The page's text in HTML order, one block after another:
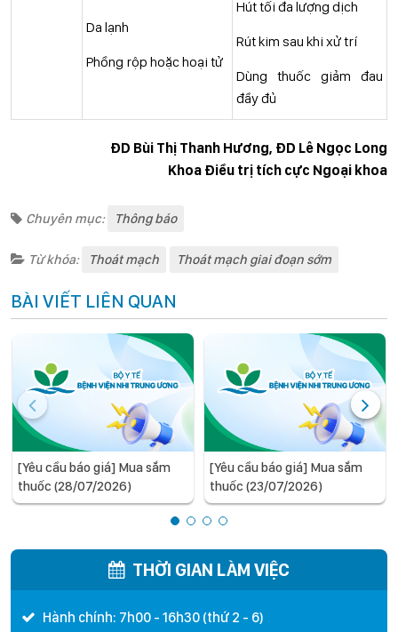
Da lạnh
Phồng rộp hoặc hoại tử
Hút tối đa lượng dịch
Rút kim sau khi xử trí
Dùng thuốc giảm đau
đầy đủ
ĐD Bùi Thị Thanh Hương, ĐD Lê Ngọc Long
Khoa Điều trị tích cực Ngoại khoa
Chuyên mục: Thông báo
Từ khóa: Thoát mạch Thoát mạch giai đoạn sớm
BÀI VIẾT LIÊN QUAN
[Yêu cầu báo giá] Mua sắm
thuốc (28/07/2026)
[Yêu cầu báo giá] Mua sắm
thuốc (23/07/2026)
THỜI GIAN LÀM VIỆC
Hành chính: 7h00 - 16h30 (thứ 2 - 6)